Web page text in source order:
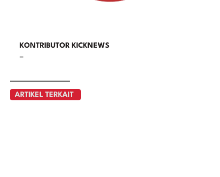
KONTRIBUTOR KICKNEWS
–
ARTIKEL TERKAIT